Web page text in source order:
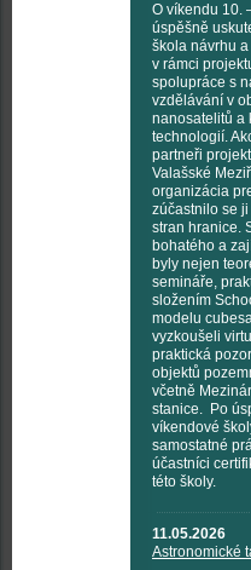
O víkendu 10.
úspěšně
škola návrhu
v rámci
spolupráce s
vzdělávání v
nanosatelitů a
technologií.
partneři
Valašské
organizácia
zúčastnilo se
stran hranice.
bohatého a
byly nejen
semináře,
složením
modelu
vyzkoušeli
praktická
objektů
včetně
stanice. Po
víkendové
samostatné
účastníci
této školy.
11.05.2026
Astronomické